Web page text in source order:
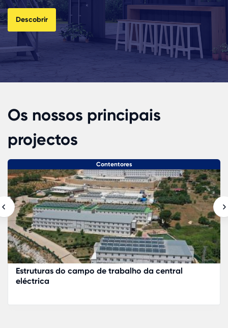
Descobrir
Os nossos principais
projectos
Casas Pré-fabricadas
Projeto de habitação turística, Kinshasa